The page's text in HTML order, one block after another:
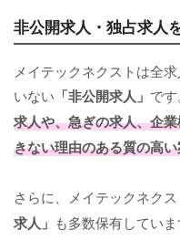
非公開求人・独占求人
メイテックネクストは全
いない 「非公開求人」 で
求人や、急ぎの求人、企
きない理由のある質の高
さらに、メイテックネク
求人」 も多数保有してい